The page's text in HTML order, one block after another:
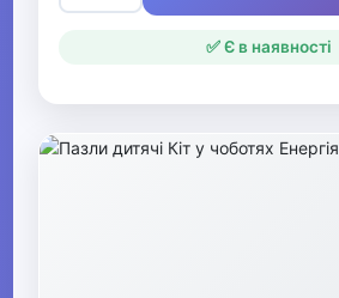
✅ Є в наявності